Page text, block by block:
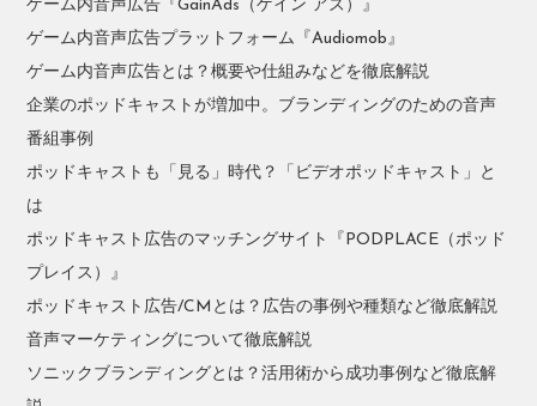
ゲーム内音声広告『GainAds（ゲイン アズ）』
ゲーム内音声広告プラットフォーム『Audiomob』
ゲーム内音声広告とは？概要や仕組みなどを徹底解説
企業のポッドキャストが増加中。ブランディングのための音声
番組事例
ポッドキャストも「見る」時代？「ビデオポッドキャスト」と
は
ポッドキャスト広告のマッチングサイト『PODPLACE（ポッド
プレイス）』
ポッドキャスト広告/CMとは？広告の事例や種類など徹底解説
音声マーケティングについて徹底解説
ソニックブランディングとは？活用術から成功事例など徹底解